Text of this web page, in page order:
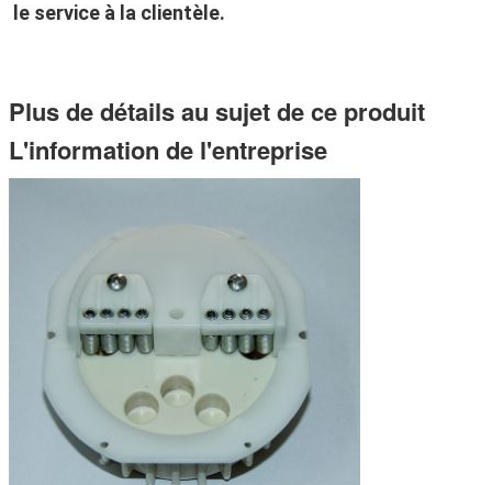
le service à la clientèle.
Plus de détails au sujet de ce produit
L'information de l'entreprise